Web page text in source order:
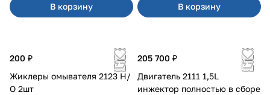
В корзину В корзину
200 ₽
Жиклеры омывателя 2123 Н/
О 2шт
205 700 ₽
Двигатель 2111 1,5L
инжектор полностью в сборе